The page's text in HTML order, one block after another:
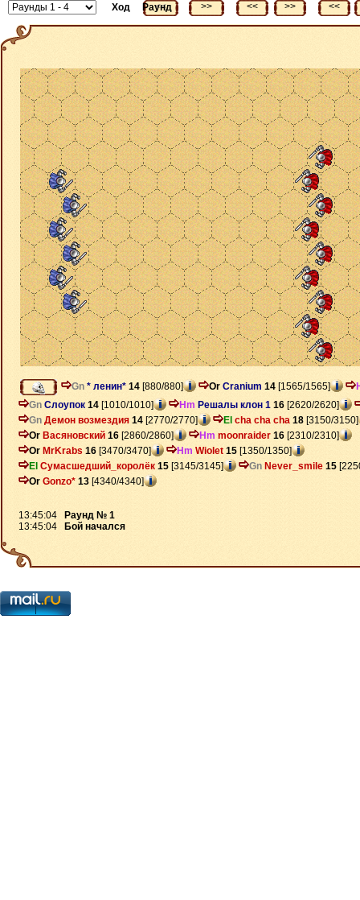
<< >> <<
Ход >> <<
Раунд
Gn * ленин* 14 [880/880] Or Cranium 14 [1565/1565]
Gn Слоупок 14 [1010/1010] Hm Решалы клон 1 16 [2620/2620]
Gn Демон возмездия 14 [2770/2770] El cha cha cha 18 [3150/3150]
Or Васяновский 16 [2860/2860] Hm moonraider 16 [2310/2310]
Or MrKrabs 16 [3470/3470] Hm Wiolet 15 [1350/1350]
El Сумасшедший_королёк 15 [3145/3145] Gn Never_smile 15
Or Gonzo* 13 [4340/4340]
13:45:04
Раунд № 1
13:45:04
Бой начался